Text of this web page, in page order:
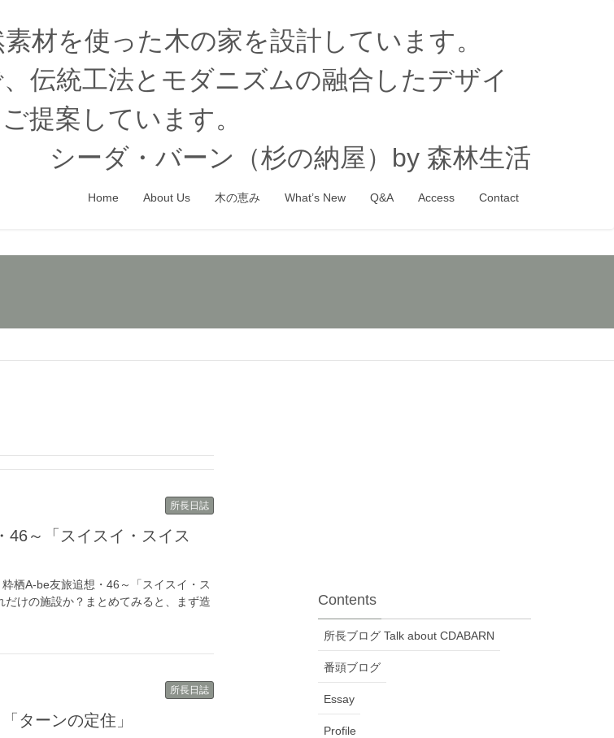
材を使った木の家を設計しています。
伝統工法とモダニズムの融合したデザイ
提案しています。
シーダ・バーン（杉の納屋）by 森林生活
Home About Us 木の恵み What’s New Q&A Access Contact
所長日誌
46～「スイスイ・スイス
栖A-be友旅追想・46～「スイスイ・ス
けの施設か？まとめてみると、まず造
所長日誌
ターンの定住」
Contents
所長ブログ Talk about CDABARN
番頭ブログ
Essay
Profile